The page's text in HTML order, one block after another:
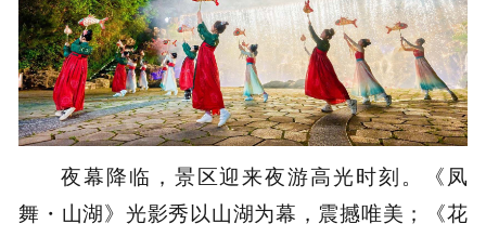
夜幕降临，景区迎来夜游高光时刻。《凤
舞・山湖》光影秀以山湖为幕，震撼唯美；《花